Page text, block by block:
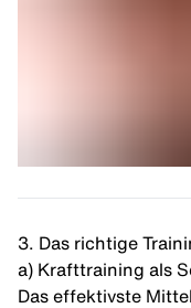
3. Das richtige
a) Krafttraining als
Das effektivste